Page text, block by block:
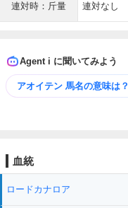
連対時：斤量 連対なし
Agent i に聞いてみよう
アオイテン 馬名の意味は？
血統
ロードカナロア